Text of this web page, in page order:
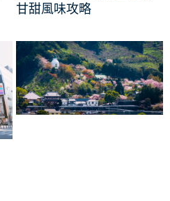
甘甜風味攻略